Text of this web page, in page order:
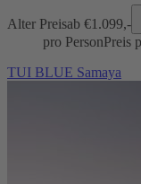
Alter Preisab €1.099,-
pro PersonPreis
TUI BLUE Samaya